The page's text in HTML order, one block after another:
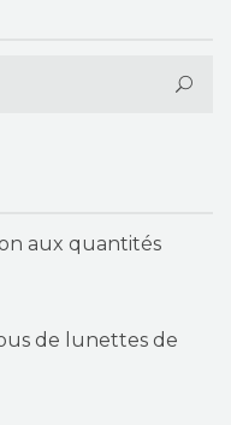
aux quantités
de lunettes de